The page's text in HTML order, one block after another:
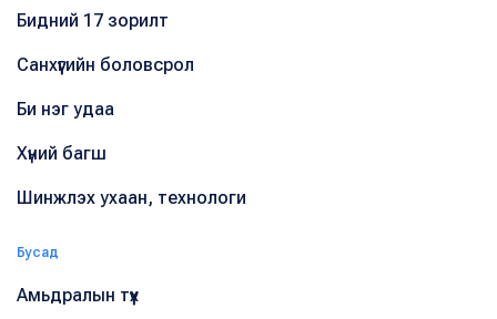
Бидний 17 зорилт
Санхүүгийн боловсрол
Би нэг удаа
Хүний багш
Шинжлэх ухаан, технологи
Бусад
Амьдралын түүх